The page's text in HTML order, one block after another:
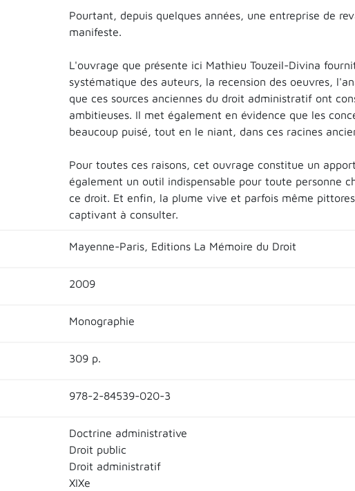
Pourtant, depuis quelques années, une entreprise de
manifeste.
L'ouvrage que présente ici Mathieu Touzeil-Divina
systématique des auteurs, la recension des oeuvres,
que ces sources anciennes du droit administratif ont
ambitieuses. Il met également en évidence que les
beaucoup puisé, tout en le niant, dans ces racines
Pour toutes ces raisons, cet ouvrage constitue un
également un outil indispensable pour toute personne
ce droit. Et enfin, la plume vive et parfois même
captivant à consulter.
Mayenne-Paris, Editions La Mémoire du Droit
2009
Monographie
309 p.
978-2-84539-020-3
Doctrine administrative
Droit public
Droit administratif
XIXe